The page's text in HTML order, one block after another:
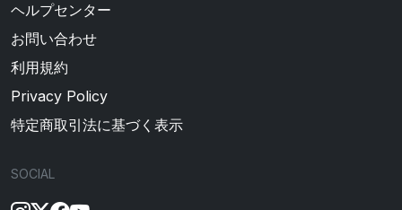
ヘルプセンター
お問い合わせ
利用規約
Privacy Policy
特定商取引法に基づく表示
SOCIAL